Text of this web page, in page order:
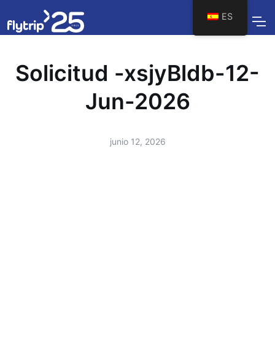
Solicitud -xsjyBldb-12-
Jun-2026
junio 12, 2026
ES